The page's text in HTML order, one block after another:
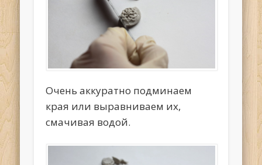
Очень аккуратно подминаем
края или выравниваем их,
смачивая водой.